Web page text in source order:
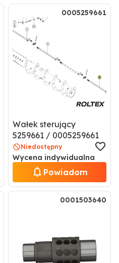
0005259661
Wałek sterujący
5259661 / 0005259661
Niedostępny
Wycena indywidualna
Powiadom
0001503640